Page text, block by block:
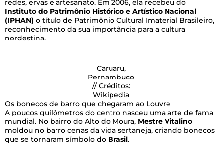
redes, ervas e artesanato. Em 2006, ela recebeu do
Instituto do Patrimônio Histórico e Artístico Nacional
(IPHAN) o título de Patrimônio Cultural Imaterial Brasileiro,
reconhecimento da sua importância para a cultura
nordestina.
Caruaru,
Pernambuco
// Créditos:
Wikipedia
Os bonecos de barro que chegaram ao Louvre
A poucos quilômetros do centro nasceu uma arte de fama
mundial. No bairro do Alto do Moura, Mestre Vitalino
moldou no barro cenas da vida sertaneja, criando bonecos
que se tornaram símbolo do Brasil.